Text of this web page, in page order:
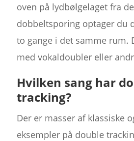
oven på lydbølgelaget fra
dobbeltsporing optager du
to gange i det samme rum.
med vokaldoubler eller
Hvilken sang har
tracking?
Der er masser af klassiske
eksempler på double